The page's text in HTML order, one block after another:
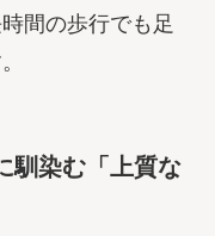
間の歩行でも足
馴染む「上質な